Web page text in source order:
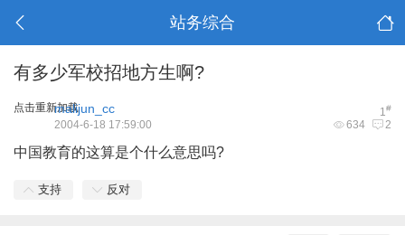
站务综合
有多少军校招地方生啊?
点击重新加载 1#
malijun_cc
634 2
2004-6-18 17:59:00
中国教育的这算是个什么意思吗?
支持 反对